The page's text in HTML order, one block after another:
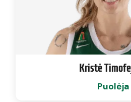
Kristė
Puolėja